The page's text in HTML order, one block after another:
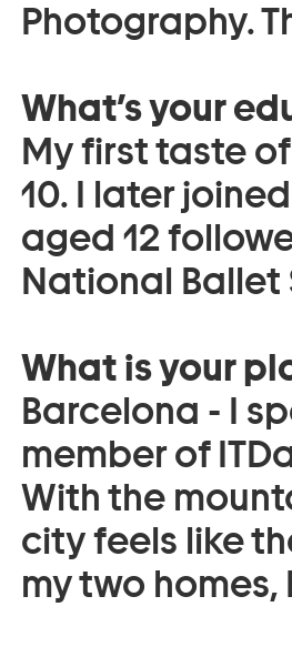
Photography.
What’s your
My first taste
10. I later
aged 12
National Ballet
What is your
Barcelona - I
member of
With the
city feels like
my two homes,